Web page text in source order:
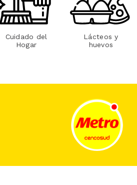
Cuidado del
Hogar
Lácteos y
huevos